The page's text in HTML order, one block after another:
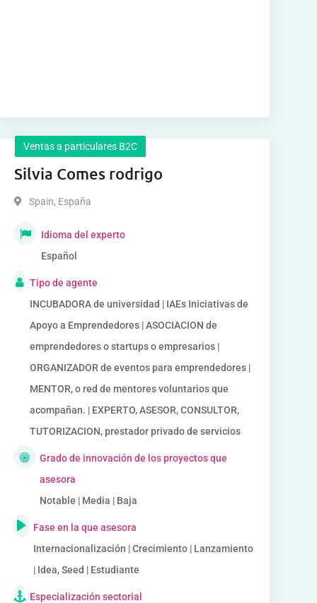
Ventas a particulares B2C
Silvia Comes rodrigo
Spain, España
Idioma del experto
Español
Tipo de agente
INCUBADORA de universidad | IAEs Iniciativas de
Apoyo a Emprendedores | ASOCIACION de
emprendedores o startups o empresarios |
ORGANIZADOR de eventos para emprendedores |
MENTOR, o red de mentores voluntarios que
acompañan. | EXPERTO, ASESOR, CONSULTOR,
TUTORIZACION, prestador privado de servicios
Grado de innovación de los proyectos que
asesora
Notable | Media | Baja
Fase en la que asesora
Internacionalización | Crecimiento | Lanzamiento
| Idea, Seed | Estudiante
Especialización sectorial